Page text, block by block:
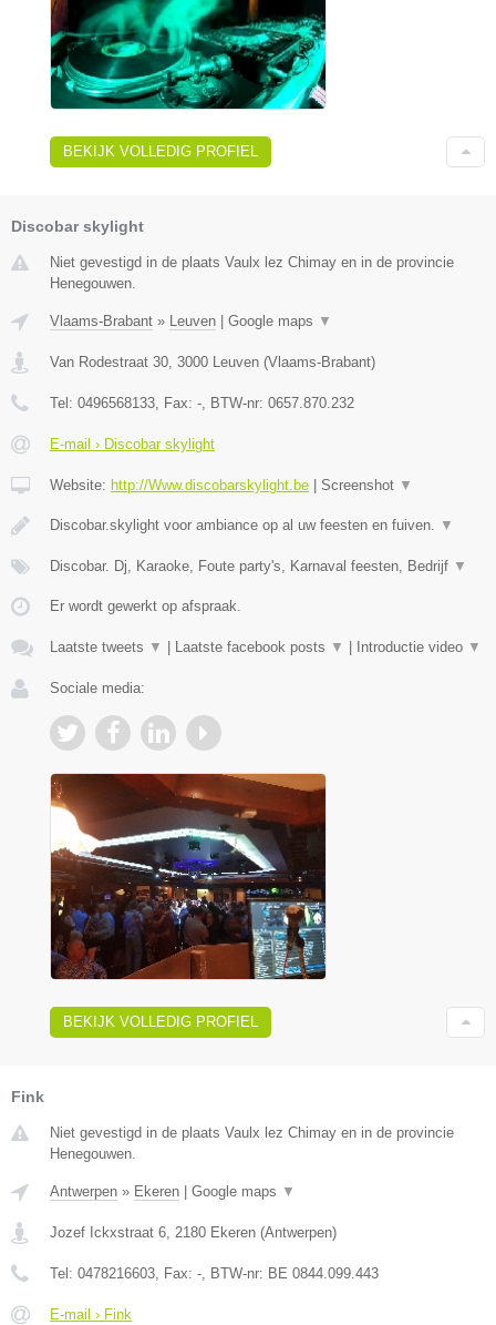
BEKIJK VOLLEDIG PROFIEL
Discobar skylight
Niet gevestigd in de plaats Vaulx lez Chimay en in de provincie
Henegouwen.
Vlaams-Brabant » Leuven | Google maps ▼
Van Rodestraat 30 3000 Leuven (Vlaams-Brabant)
Tel: 0496568133 , Fax: - , BTW-nr: 0657.870.232
E-mail › Discobar skylight
Website: http://Www.discobarskylight.be | Screenshot ▼
Discobar.skylight voor ambiance op al uw feesten en fuiven. ▼
Discobar. Dj, Karaoke, Foute party's, Karnaval feesten, Bedrijf ▼
Er wordt gewerkt op afspraak.
Laatste tweets ▼ | Laatste facebook posts ▼ | Introductie video ▼
Sociale media:
BEKIJK VOLLEDIG PROFIEL
Fink
Niet gevestigd in de plaats Vaulx lez Chimay en in de provincie
Henegouwen.
Antwerpen » Ekeren Google maps ▼
Jozef Ickxstraat 6, 2180 Ekeren (Antwerpen)
Tel: 0478216603, Fax: -, BTW-nr: BE 0844.099.443
E-mail › Fink